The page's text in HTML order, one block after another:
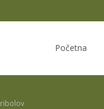
Početna
ribolov